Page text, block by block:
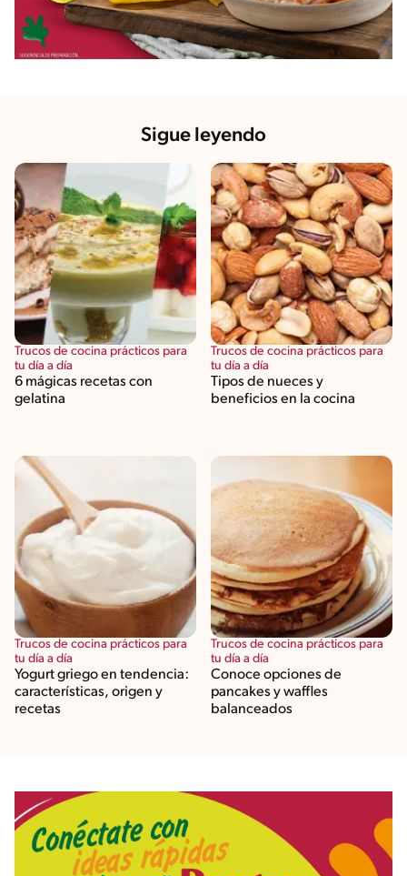
Sigue leyendo
Trucos de cocina prácticos para
tu día a día
6 mágicas recetas con
gelatina
Trucos de cocina prácticos para
tu día a día
Tipos de nueces y
beneficios en la cocina
Trucos de cocina prácticos para
tu día a día
Yogurt griego en tendencia:
características, origen y
recetas
Trucos de cocina prácticos para
tu día a día
Conoce opciones de
pancakes y waffles
balanceados